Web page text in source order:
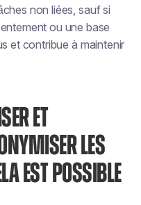
non liées, sauf si
ou une base
et contribue à maintenir
ET
LES
EST POSSIBLE